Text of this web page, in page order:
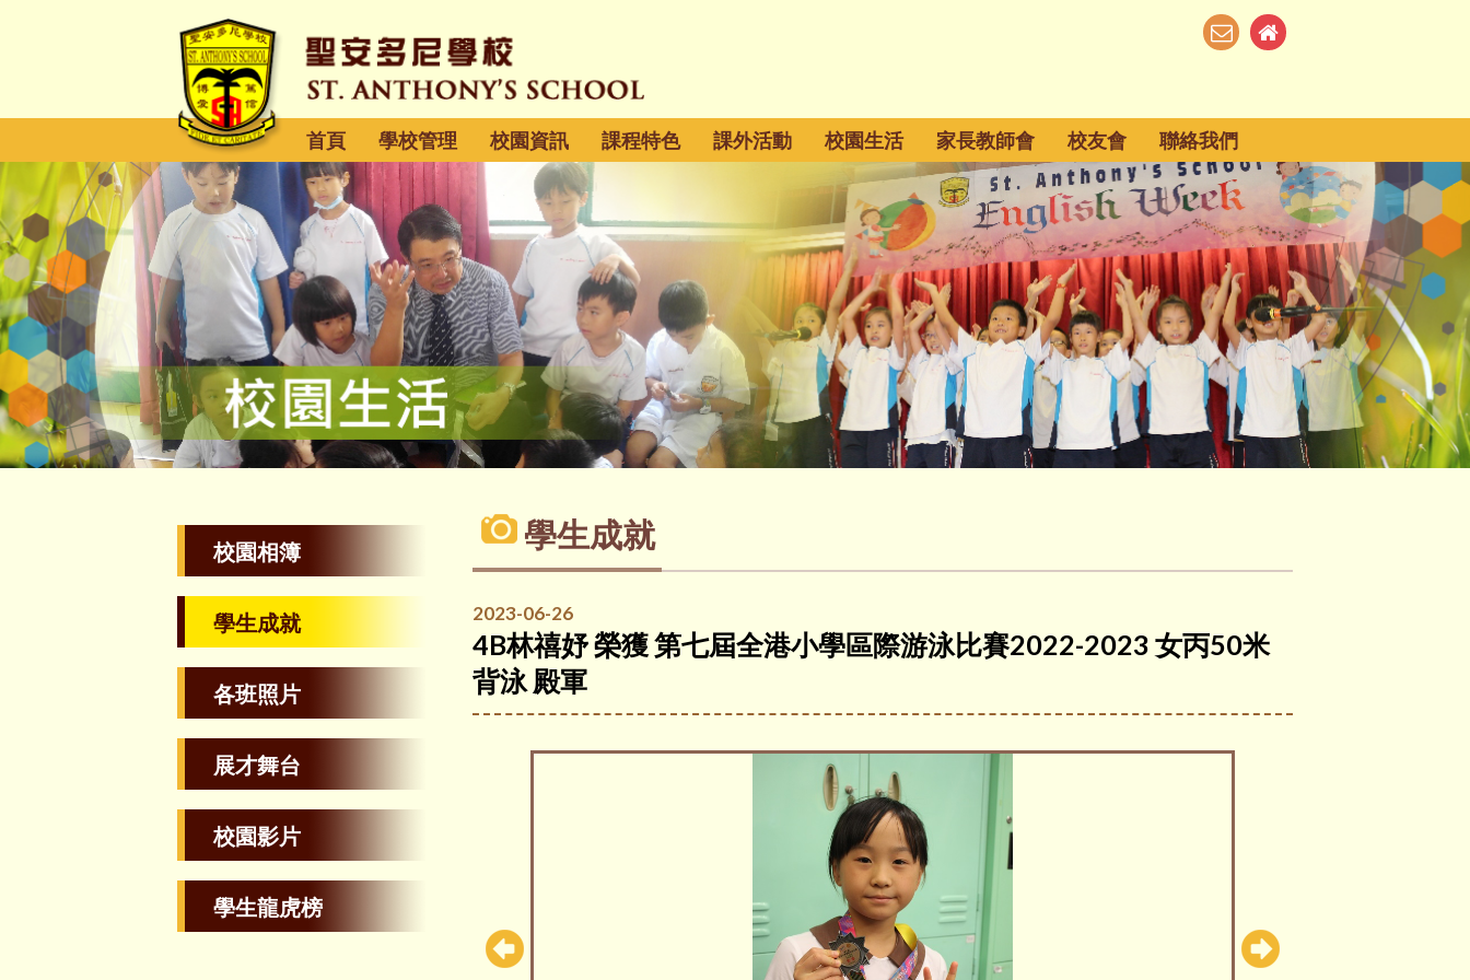
首頁 學校管理 校園資訊 課程特色 課外活動 校園生活 家長教師會 校友會 聯絡我們
校園相簿
學生成就
各班照片
展才舞台
校園影片
學生龍虎榜
學生成就
2023-06-26
4B林禧妤 榮獲 第七屆全港小學區際游泳比賽2022-2023 女丙50米
背泳 殿軍